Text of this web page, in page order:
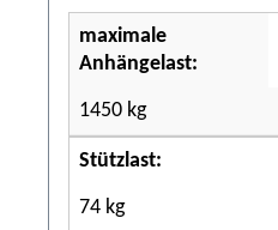
maximale
Anhängelast:
1450 kg
Stützlast:
74 kg